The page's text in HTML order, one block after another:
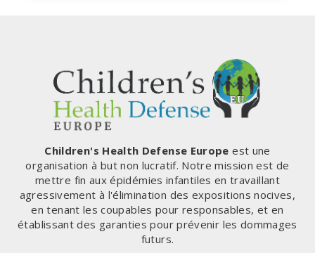
JAMAIS
EXISTÉ »…
L’ESA
ET
LES
MÉDIAS
SONT
VIVEMENT
CRITIQUÉS
POUR
LEURS
REPORTAGES
MANIPULATEURS
Children's Health Defense Europe est une
organisation à but non lucratif. Notre mission est de
mettre fin aux épidémies infantiles en travaillant
agressivement à l'élimination des expositions nocives,
en tenant les coupables pour responsables, et en
établissant des garanties pour prévenir les dommages
futurs.